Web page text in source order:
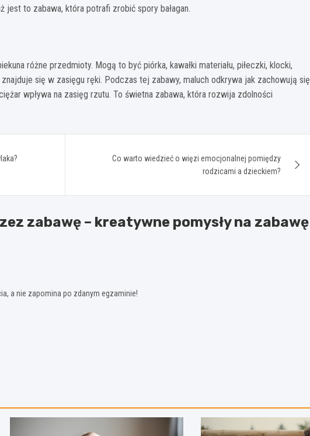
jest to zabawa, która potrafi zrobić spory bałagan.
różne przedmioty. Mogą to być piórka, kawałki materiału, piłeczki, klocki,
się w zasięgu ręki. Podczas tej zabawy, maluch odkrywa jak zachowują się
wpływa na zasięg rzutu. To świetna zabawa, która rozwija zdolności
Co warto wiedzieć o więzi emocjonalnej pomiędzy
rodzicami a dzieckiem?
zabawę – kreatywne pomysły na zabawę
a nie zapomina po zdanym egzaminie!